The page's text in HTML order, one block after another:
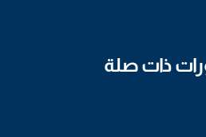
ذات صلة